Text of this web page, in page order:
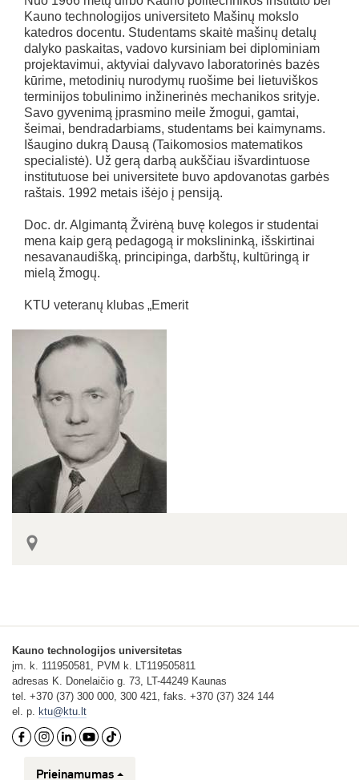
Kauno technologijos universiteto Mašinų mokslo
katedros docentu. Studentams skaitė mašinų detalų
dalyko paskaitas, vadovo kursiniam bei diplominiam
projektavimui, aktyviai dalyvavo laboratorinės bazės
kūrime, metodinių nurodymų ruošime bei lietuviškos
terminijos tobulinimo inžinerinės mechanikos srityje.
Savo gyvenimą įprasmino meile žmogui, gamtai,
šeimai, bendradarbiams, studentams bei kaimynams.
Išaugino dukrą Dausą (Taikomosios matematikos
specialistė). Už gerą darbą aukščiau išvardintuose
institutuose bei universitete buvo apdovanotas garbės
raštais. 1992 metais išėjo į pensiją.
Doc. dr. Algimantą Žvirėną buvę kolegos ir studentai
mena kaip gerą pedagogą ir mokslininką, išskirtinai
nesavanaudišką, principinga, darbštų, kultūringą ir
mielą žmogų.
KTU veteranų klubas „Emerit
Kauno technologijos universitetas
įm. k. 111950581, PVM k. LT119505811
adresas K. Donelaičio g. 73, LT-44249 Kaunas
tel. +370 (37) 300 000, 300 421, faks. +370 (37) 324 144
el. p. ktu@ktu.lt
Prieinamumas